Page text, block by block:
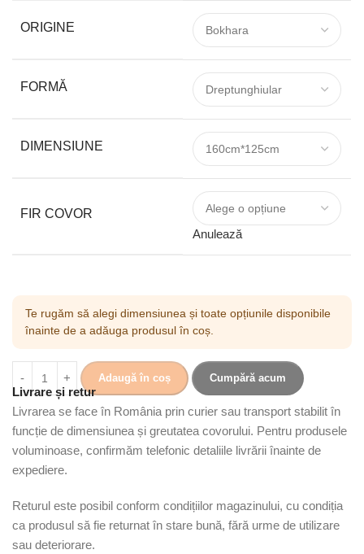
ORIGINE
FORMĂ
DIMENSIUNE
FIR COVOR
Anulează
Te rugăm să alegi dimensiunea și toate opțiunile disponibile
înainte de a adăuga produsul în coș.
Adaugă în coș Cumpără acum
Livrare și retur
Livrarea se face în România prin curier sau transport stabilit în
funcție de dimensiunea și greutatea covorului. Pentru produsele
voluminoase, confirmăm telefonic detaliile livrării înainte de
expediere.
Returul este posibil conform condițiilor magazinului, cu condiția
ca produsul să fie returnat în stare bună, fără urme de utilizare
sau deteriorare.